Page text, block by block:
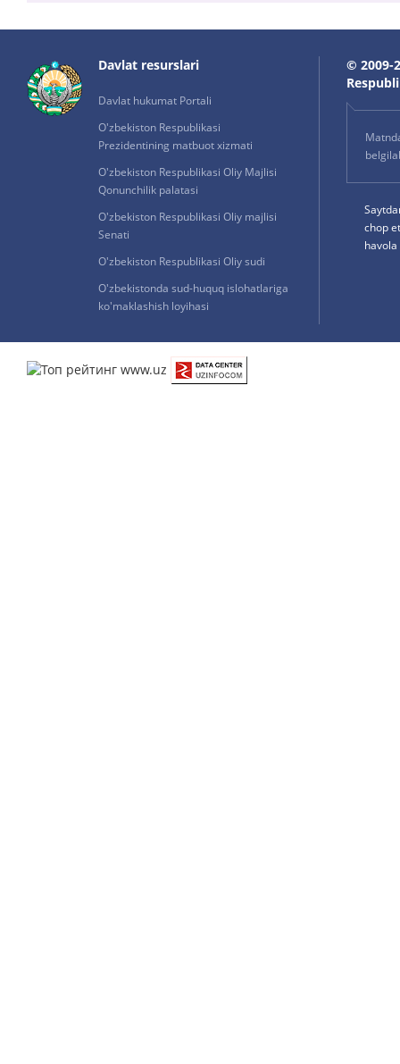
Davlat resurslari
Davlat hukumat Portali
O'zbekiston Respublikasi
Prezidentining matbuot xizmati
O'zbekiston Respublikasi Oliy Majlisi
Qonunchilik palatasi
O'zbekiston Respublikasi Oliy majlisi
Senati
O'zbekiston Respublikasi Oliy sudi
O'zbekistonda sud-huquq islohatlariga
ko'maklashish loyihasi
© 2009-
chop